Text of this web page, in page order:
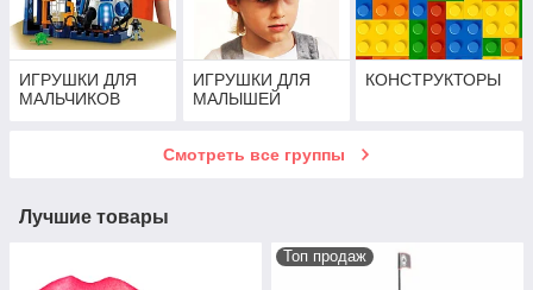
ИГРУШКИ ДЛЯ
МАЛЬЧИКОВ
ИГРУШКИ ДЛЯ
МАЛЫШЕЙ
КОНСТРУКТОРЫ
Смотреть все группы
Лучшие товары
Топ продаж